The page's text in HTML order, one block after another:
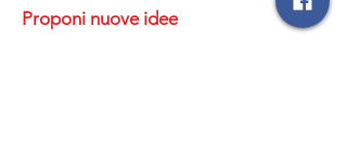
Proponi nuove idee